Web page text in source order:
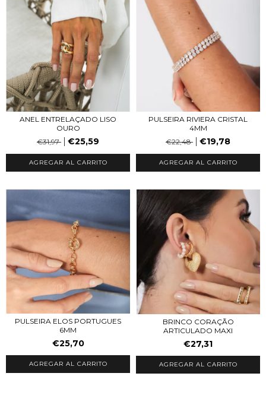
ANEL ENTRELAÇADO LISO
OURO
€31,97
€25,59
AGREGAR AL CARRITO
PULSEIRA RIVIERA CRISTAL
4MM
€22,48
€19,78
PULSEIRA ELOS PORTUGUES
6MM
€25,70
BRINCO CORAÇÃO
ARTICULADO MAXI
€27,31
AGREGAR AL CARRITO